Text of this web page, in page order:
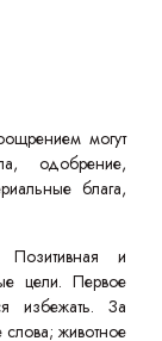
могут
одобрение,
блага,
Позитивная и
цели. Первое
избежать. За
слова; животное